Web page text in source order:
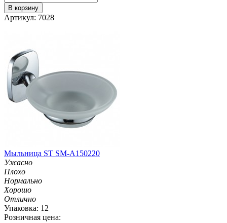
В корзину
Артикул: 7028
Мыльница ST SM-A150220
Ужасно
Плохо
Нормально
Хорошо
Отлично
Упаковка: 12
Розничная цена: